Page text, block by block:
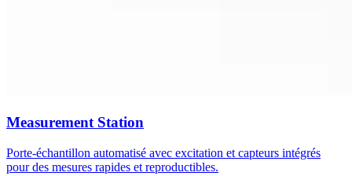
Measurement Station
Porte-échantillon automatisé avec excitation et capteurs intégrés
pour des mesures rapides et reproductibles.